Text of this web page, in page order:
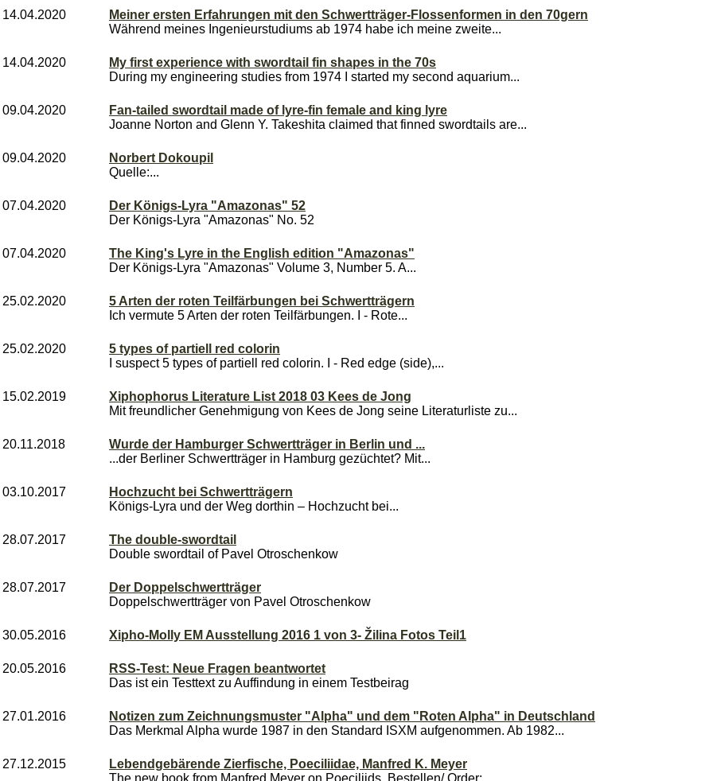
14.04.2020
Meiner ersten Erfahrungen mit den Schwertträger-Flossenformen in den 70gern
Während meines Ingenieurstudiums ab 1974 habe ich meine zweite...
14.04.2020
My first experience with swordtail fin shapes in the 70s
During my engineering studies from 1974 I started my second aquarium...
09.04.2020
Fan-tailed swordtail made of lyre-fin female and king lyre
Joanne Norton and Glenn Y. Takeshita claimed that finned swordtails are...
09.04.2020
Norbert Dokoupil
Quelle:...
07.04.2020
Der Königs-Lyra "Amazonas" 52
Der Königs-Lyra "Amazonas" No. 52
07.04.2020
The King's Lyre in the English edition "Amazonas"
Der Königs-Lyra "Amazonas" Volume 3, Number 5. A...
25.02.2020
5 Arten der roten Teilfärbungen bei Schwertträgern
Ich vermute 5 Arten der roten Teilfärbungen. I - Rote...
25.02.2020
5 types of partiell red colorin
I suspect 5 types of partiell red colorin. I - Red edge (side),...
15.02.2019
Xiphophorus Literature List 2018 03 Kees de Jong
Mit freundlicher Genehmigung von Kees de Jong seine Literaturliste zu...
20.11.2018
Wurde der Hamburger Schwertträger in Berlin und ...
...der Berliner Schwertträger in Hamburg gezüchtet? Mit...
03.10.2017
Hochzucht bei Schwertträgern
Königs-Lyra und der Weg dorthin – Hochzucht bei...
28.07.2017
The double-swordtail
Double swordtail of Pavel Otroschenkow
28.07.2017
Der Doppelschwertträger
Doppelschwertträger von Pavel Otroschenkow
30.05.2016 Xipho-Molly EM Ausstellung 2016 1 von 3- Žilina Fotos Teil1
20.05.2016
RSS-Test: Neue Fragen beantwortet
Das ist ein Testtext zu Auffindung in einem Testbeirag
27.01.2016
Notizen zum Zeichnungsmuster "Alpha" und dem "Roten Alpha" in Deutschland
Das Merkmal Alpha wurde 1987 in den Standard ISXM aufgenommen. Ab 1982...
27.12.2015
Lebendgebärende Zierfische, Poeciliidae, Manfred K. Meyer
The new book from Manfred Meyer on Poeciliids. Bestellen/ Order:...